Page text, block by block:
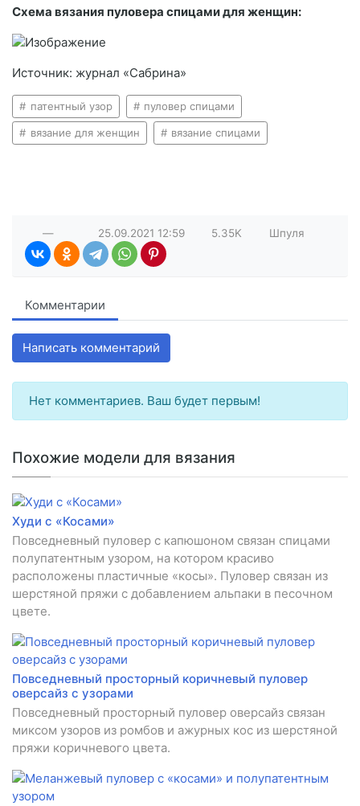
Схема вязания пуловера спицами для женщин:
Источник: журнал «Сабрина»
патентный узор пуловер спицами
вязание для женщин вязание спицами
— 25.09.2021 12:59 5.35K Шпуля
Комментарии
Написать комментарий
Нет комментариев. Ваш будет первым!
Похожие модели для вязания
Худи с «Косами»
Повседневный пуловер с капюшоном связан спицами
полупатентным узором, на котором красиво
расположены пластичные «косы». Пуловер связан из
шерстяной пряжи с добавлением альпаки в песочном
цвете.
Повседневный просторный коричневый пуловер
оверсайз с узорами
Повседневный просторный пуловер оверсайз связан
миксом узоров из ромбов и ажурных кос из шерстяной
пряжи коричневого цвета.